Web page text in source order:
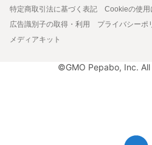
特定商取引法に基づく表記
Cookieの使用
広告識別子の取得・利用
プライバシーポ
メディアキット
©GMO Pepabo, Inc.